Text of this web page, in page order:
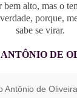
alto, mas o
porque,
sabe se virar.
ANTÔNIO DE
Antônio de Oliveira